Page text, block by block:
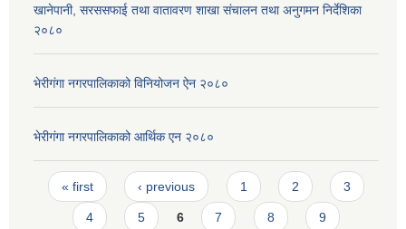
खानेपानी, सरससफाई तथा वातावरण शाखा संचालन तथा अनुगमन निर्देशिका
२०८०
भेरीगंगा नगरपालिकाको विनियोजन ऐन २०८०
भेरीगंगा नगरपालिकाको आर्थिक एन २०८०
Pages
« first ‹ previous 1 2 3
4 5 6 7 8 9